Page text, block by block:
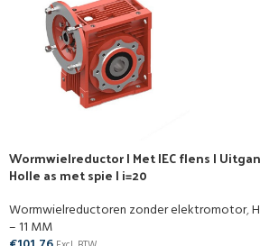
Wormwielreductor | Met IEC flens |
Holle as met spie | i=20
Wormwielreductoren zonder elektromotor,
– 11 MM